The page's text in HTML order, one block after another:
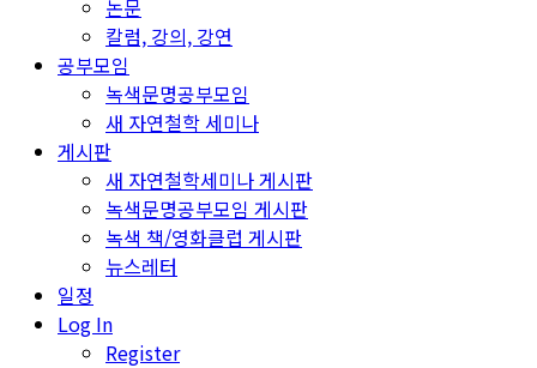
논문
칼럼, 강의, 강연
공부모임
녹색문명공부모임
새 자연철학 세미나
게시판
새 자연철학세미나 게시판
녹색문명공부모임 게시판
녹색 책/영화클럽 게시판
뉴스레터
일정
Log In
Register